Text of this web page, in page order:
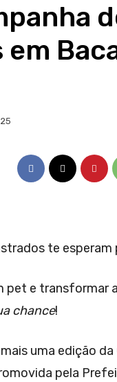
te esperam
pet e transformar
chance!
uma edição da
pela